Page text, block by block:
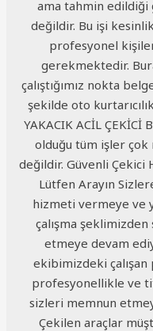
ama tahmin
değildir. Bu işi
profesyonel
gerekmektedir.
çalıştığımız nokta
şekilde oto
YAKACIK ACİL ÇEKİCİ
olduğu tüm işler
değildir. Güvenli Çekici
Lütfen Arayın
hizmeti vermeye ve
çalışma
etmeye devam
ekibimizdeki
profesyonellikle ve
sizleri memnun
Çekilen araçlar